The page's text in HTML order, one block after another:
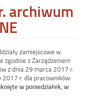
archiwum
zamiejscowe w
zgodnie z Zarządzeniem
z dnia 29 marca 2017 r.
2017 r. dla pracowników
w poniedziałek, w